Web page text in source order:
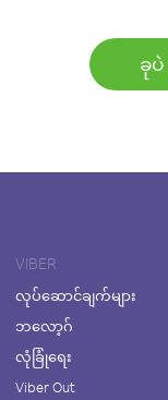
ခု
VIBER
လုပ်ဆောင်ချက်များ
ဘလော့ဂ်
လုံခြုံရေး
Viber Out